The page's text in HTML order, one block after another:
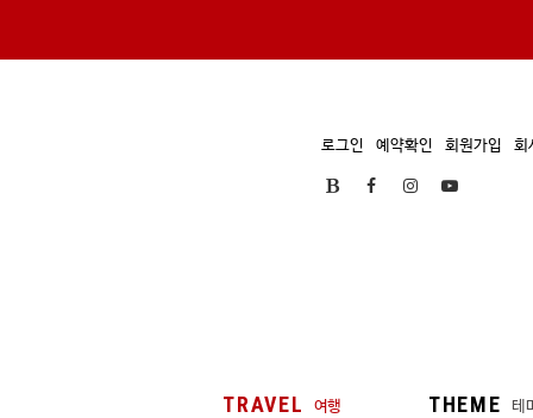
로그인 예약확인 회원가입 회
TRAVEL 여행 THEME 테